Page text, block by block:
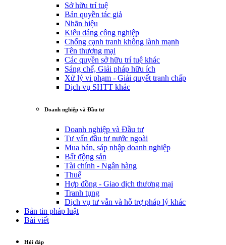
Sở hữu trí tuệ
Bản quyền tác giả
Nhãn hiệu
Kiểu dáng công nghiệp
Chống cạnh tranh không lành mạnh
Tên thương mại
Các quyền sở hữu trí tuệ khác
Sáng chế, Giải pháp hữu ích
Xử lý vi phạm - Giải quyết tranh chấp
Dịch vụ SHTT khác
Doanh nghiệp và Đầu tư
Doanh nghiệp và Đầu tư
Tư vấn đầu tư nước ngoài
Mua bán, sáp nhập doanh nghiệp
Bất động sản
Tài chính - Ngân hàng
Thuế
Hợp đồng - Giao dịch thương mại
Tranh tụng
Dịch vụ tư vẫn và hỗ trợ pháp lý khác
Bản tin pháp luật
Bài viết
Hỏi đáp